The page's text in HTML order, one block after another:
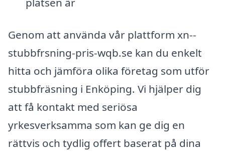
Genom att använda vår plattform xn--
stubbfrsning-pris-wqb.se kan du enkelt
hitta och jämföra olika företag som utför
stubbfräsning i Enköping. Vi hjälper dig
att få kontakt med seriösa
yrkesverksamma som kan ge dig en
rättvis och tydlig offert baserat på dina